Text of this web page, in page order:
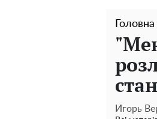
Головна
Игорь